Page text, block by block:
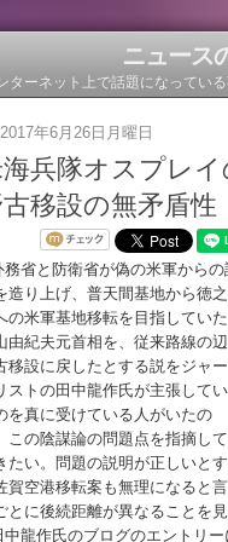
ニュース
ターネット上で話題になってい
2017年6月26日月曜日
兵隊オスプレ
移設の無矛盾性
務省と防衛省が偽の米軍からの
造り上げ、普天間基地から徳之
の米軍基地移転を目指していた
由紀夫元首相を、従来路線の辺
移設に戻したとする説をジャー
ストの田中龍作氏が主張してい
を真に受けている人がいたの
この陰謀論の問題点を指摘して
たい。問題の説明が正しいと
賀空港移転案も無理になると
とに後続距離が異なることを見
中龍作氏のブログのエントリ